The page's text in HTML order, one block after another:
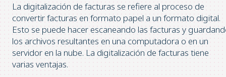
La digitalización de facturas se refiere al proceso de
convertir facturas en formato papel a un formato digital.
Esto se puede hacer escaneando las facturas y
los archivos resultantes en una computadora o en un
servidor en la nube. La digitalización de facturas tiene
varias ventajas.